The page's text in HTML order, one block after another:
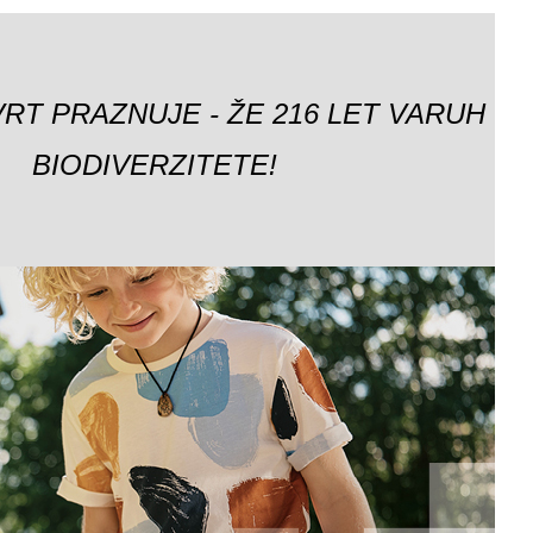
PRAZNUJE - ŽE 216 LET VARUH
BIODIVERZITETE!